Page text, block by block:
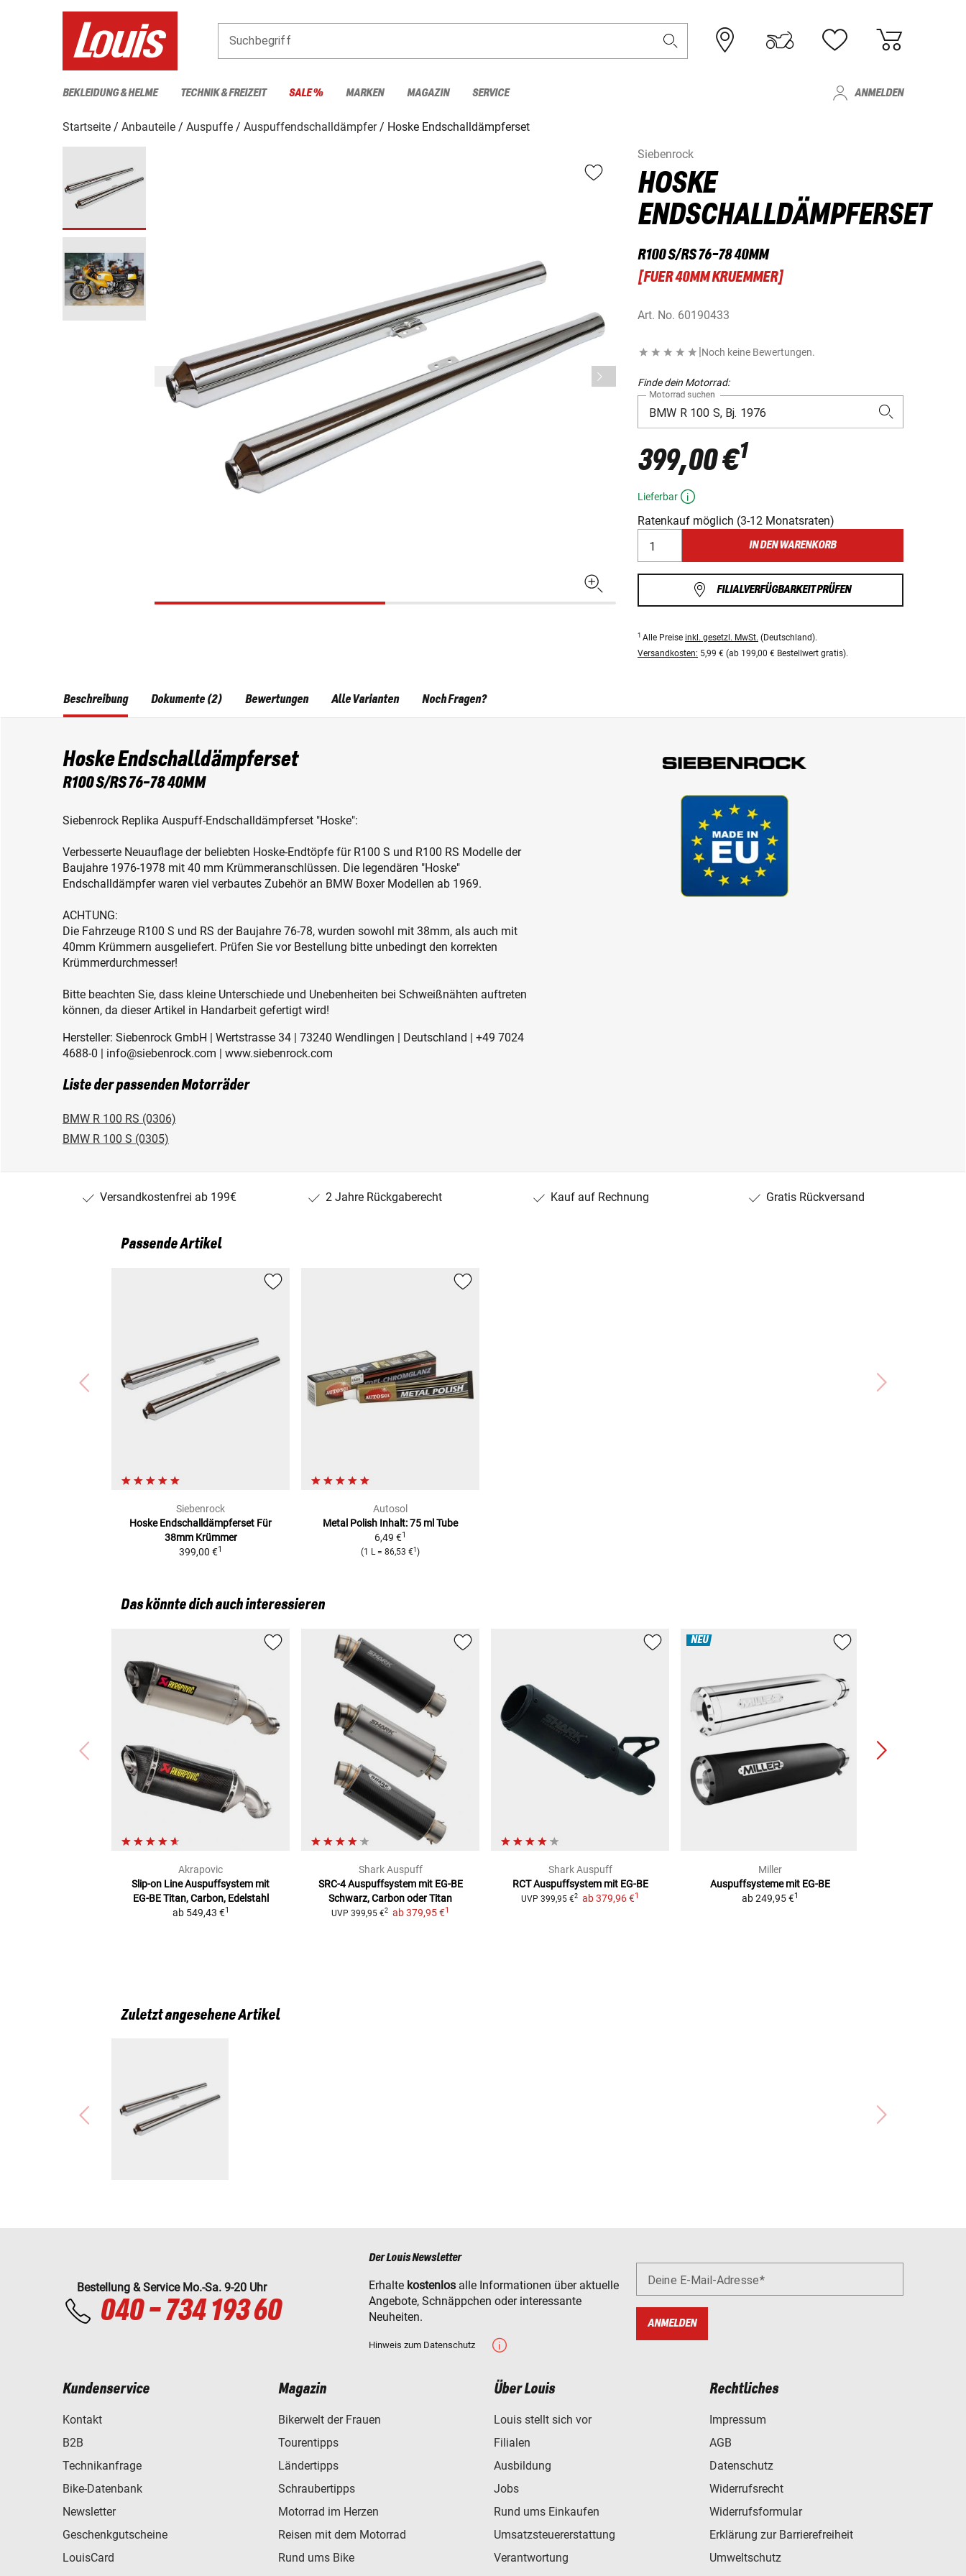
Suchbegriff
BEKLEIDUNG & HELME TECHNIK & FREIZEIT SALE % MARKEN MAGAZIN SERVICE ANMELDEN
Startseite Anbauteile Auspuffe Auspuffendschalldämpfer
Hoske Endschalldämpferset
Siebenrock
HOSKE
ENDSCHALLDÄMPFERSET
R100 S/RS 76-78 40MM
[FUER 40MM KRUEMMER]
Art. No. 60190433
|Noch keine Bewertungen.
Finde dein Motorrad:
Motorrad suchen
399,00 €1
Lieferbar
Ratenkauf möglich (3-12 Monatsraten)
IN DEN WARENKORB
FILIALVERFÜGBARKEIT PRÜFEN
1 Alle Preise inkl. gesetzl. MwSt. (Deutschland).
Versandkosten: 5,99 € (ab 199,00 € Bestellwert gratis).
Beschreibung
Hoske Endschalldämpferset
R100 S/RS 76-78 40MM
Siebenrock Replika Auspuff-Endschalldämpferset "Hoske":
Verbesserte Neuauflage der beliebten Hoske-Endtöpfe für R100 S und R100 RS Modelle der
Baujahre 1976-1978 mit 40 mm Krümmeranschlüssen. Die legendären "Hoske"
Endschalldämpfer waren viel verbautes Zubehör an BMW Boxer Modellen ab 1969.
ACHTUNG:
Die Fahrzeuge R100 S und RS der Baujahre 76-78, wurden sowohl mit 38mm, als auch mit
40mm Krümmern ausgeliefert. Prüfen Sie vor Bestellung bitte unbedingt den korrekten
Krümmerdurchmesser!
Bitte beachten Sie, dass kleine Unterschiede und Unebenheiten bei Schweißnähten auftreten
können, da dieser Artikel in Handarbeit gefertigt wird!
Hersteller: Siebenrock GmbH | Wertstrasse 34 | 73240 Wendlingen | Deutschland | +49 7024
4688-0 | info@siebenrock.com | www.siebenrock.com
Liste der passenden Motorräder
BMW R 100 RS (0306)
BMW R 100 S (0305)
Dokumente (2) Bewertungen Alle Varianten Noch Fragen?
Versandkostenfrei ab 199€ 2 Jahre Rückgaberecht Kauf auf Rechnung Gratis Rückversand
Passende Artikel
Siebenrock
Hoske Endschalldämpferset Für
38mm Krümmer
399,00 €1
Autosol
Metal Polish Inhalt: 75 ml Tube
6,49 €1
(1 L= 86,53 €1 )
Das könnte dich auch interessieren
Akrapovic
Slip-on Line Auspuffsystem mit
EG-BE Titan, Carbon, Edelstahl
ab 549,43 €1
Shark Auspuff
SRC-4 Auspuffsystem mit EG-BE
Schwarz, Carbon oder Titan
UVP 399,95 €2 ab379,95 €1
Shark Auspuff
RCT Auspuffsystem mit EG-BE
UVP 399,95 €2 ab379,96 €1
NEU
Miller
Auspuffsysteme mit EG-BE
ab 249,95 €1
Zuletzt angesehene Artikel
Bestellung & Service Mo.-Sa. 9-20 Uhr
040 - 734 193 60
Der Louis Newsletter
Erhalte kostenlos alle Informationen über aktuelle
Angebote, Schnäppchen oder interessante
Neuheiten.
Hinweis zum Datenschutz
Deine E-Mail-Adresse
ANMELDEN
Kundenservice
Kontakt
B2B
Technikanfrage
Bike-Datenbank
Newsletter
Geschenkgutscheine
LouisCard
Magazin
Bikerwelt der Frauen
Tourentipps
Ländertipps
Schraubertipps
Motorrad im Herzen
Reisen mit dem Motorrad
Rund ums Bike
Über Louis
Louis stellt sich vor
Filialen
Ausbildung
Jobs
Rund ums Einkaufen
Umsatzsteuererstattung
Verantwortung
Rechtliches
Impressum
AGB
Datenschutz
Widerrufsrecht
Widerrufsformular
Erklärung zur Barrierefreiheit
Umweltschutz